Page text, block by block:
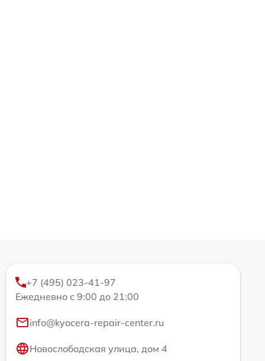
+7 (495) 023-41-97
Ежедневно с 9:00 до 21:00
info@kyocera-repair-center.ru
Новослободская улица, дом 4